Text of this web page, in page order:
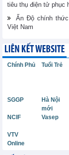
tiêu thụ điện tử phục
Ấn Độ chính
Việt Nam
LIÊN KẾT WEBSITE
Chính Phủ Tuổi Trẻ
SGGP
Hà Nội
mới
NCIF
Vasep
VTV
Online